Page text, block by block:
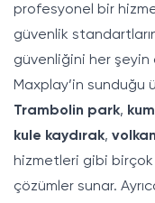
profesyonel bir
güvenlik
güvenliğini her
Maxplay’in sunduğu
Trambolin park,
kule kaydırak,
hizmetleri gibi
çözümler sunar.